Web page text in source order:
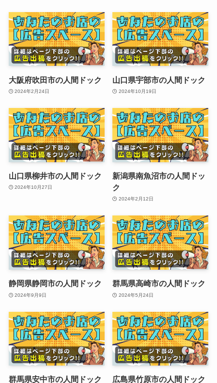
大阪府吹田市の人間ドック
2024年2月24日
山口県宇部市の人間ドック
2024年10月19日
山口県柳井市の人間ドック
2024年10月27日
新潟県南魚沼市の人間ドッ
ク
2024年2月12日
静岡県静岡市の人間ドック
2024年9月9日
群馬県高崎市の人間ドック
2024年5月24日
群馬県安中市の人間ドック 広島県竹原市の人間ドック